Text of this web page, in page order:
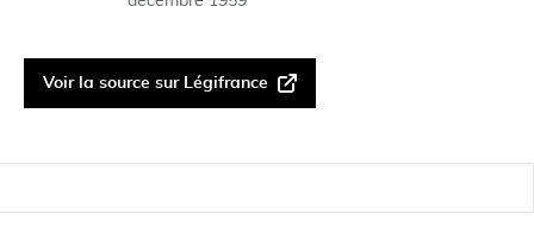
Voir la source sur Légifrance